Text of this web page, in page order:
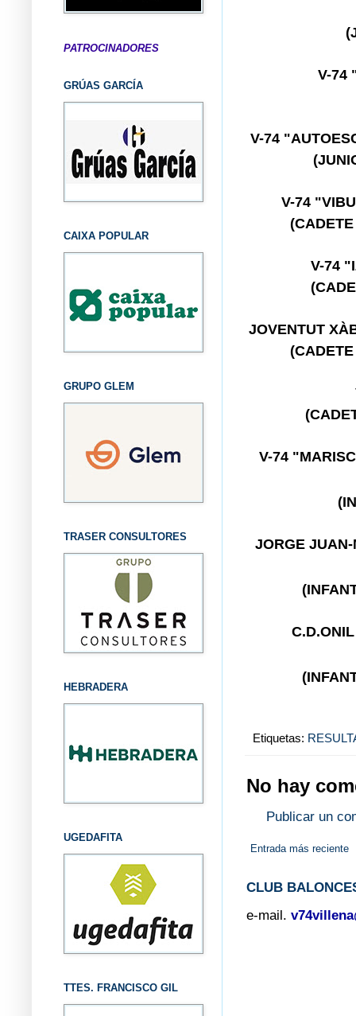
V-74
V-74
V-74
V-74
JOVENTUT
V-74
JORGE
Etiquetas:
No hay
Publicar un
Entrada más reciente
CLUB
e-mail.
PATROCINADORES
GRÚAS GARCÍA
CAIXA POPULAR
GRUPO GLEM
TRASER CONSULTORES
HEBRADERA
UGEDAFITA
TTES. FRANCISCO GIL